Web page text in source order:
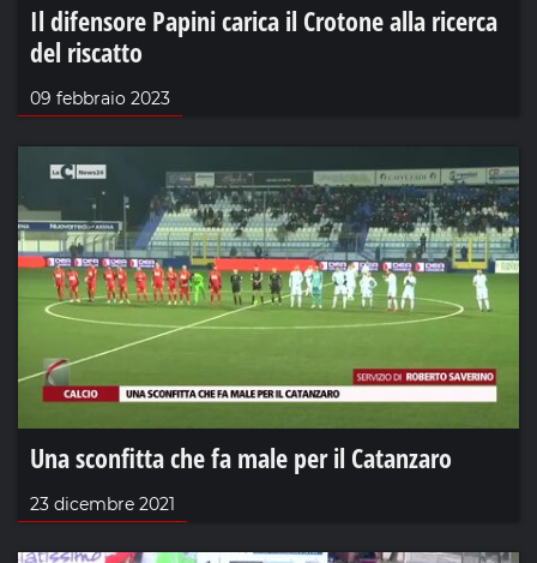
Il difensore Papini carica il Crotone alla ricerca
del riscatto
09 febbraio 2023
Una sconfitta che fa male per il Catanzaro
23 dicembre 2021